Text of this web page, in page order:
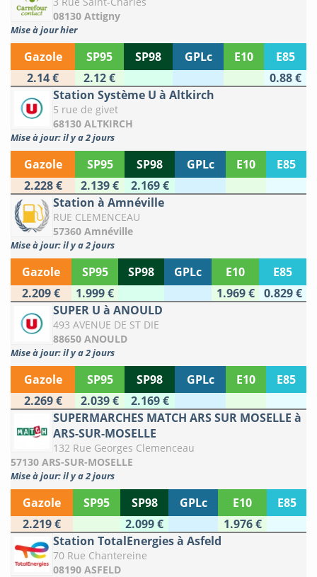
08130 Attigny
Mise à jour hier
Gazole SP95 SP98 GPLc E10
E85
2.14 €
2.12 €
0.88 €
Station Système U à Altkirch
5 rue de givet
68130 ALTKIRCH
Mise à jour: il y a 2 jours
Gazole SP95 SP98 GPLc E10
E85
2.228 €
2.139 €
2.169 €
Station à Amnéville
RUE CLEMENCEAU
57360 Amnéville
Mise à jour: il y a 2 jours
Gazole SP95 SP98 GPLc E10
E85
2.209 €
1.999 € 1.969 €
0.829 €
SUPER U à ANOULD
493 AVENUE DE ST DIE
88650 ANOULD
Mise à jour: il y a 2 jours
Gazole SP95 SP98 GPLc E10
E85
2.269 €
2.039 €
2.169 €
SUPERMARCHES MATCH ARS SUR MOSELLE à
ARS-SUR-MOSELLE
132 Rue Georges Clemenceau
57130 ARS-SUR-MOSELLE
Mise à jour: il y a 2 jours
Gazole SP95 SP98 GPLc E10
E85
2.219 €
2.099 €
1.976 €
Station TotalEnergies à Asfeld
70 Rue Chantereine
08190 ASFELD